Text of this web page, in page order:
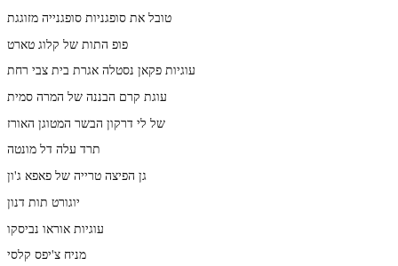
טובל את סופגניות סופגנייה מזוגגת
פופ התות של קלוג טארט
עוגיות פקאן נסטלה אגרת בית צבי רחת
עוגת קרם הבננה של המרה סמית
של לי דרקון הבשר המטוגן האורז
תרד עלה דל מונטה
גן הפיצה טרייה של פאפא ג'ון
יוגורט תות דנון
עוגיות אוראו נביסקו
מניח צ'יפס קלסי